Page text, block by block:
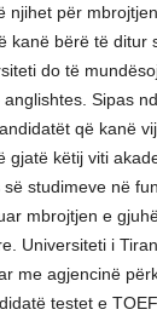
njihet për
kanë bërë të ditur
do të
Sipas
që kanë
gjatë këtij viti
studimeve në
mbrojtjen e
Universiteti i
me agjencinë
testet e